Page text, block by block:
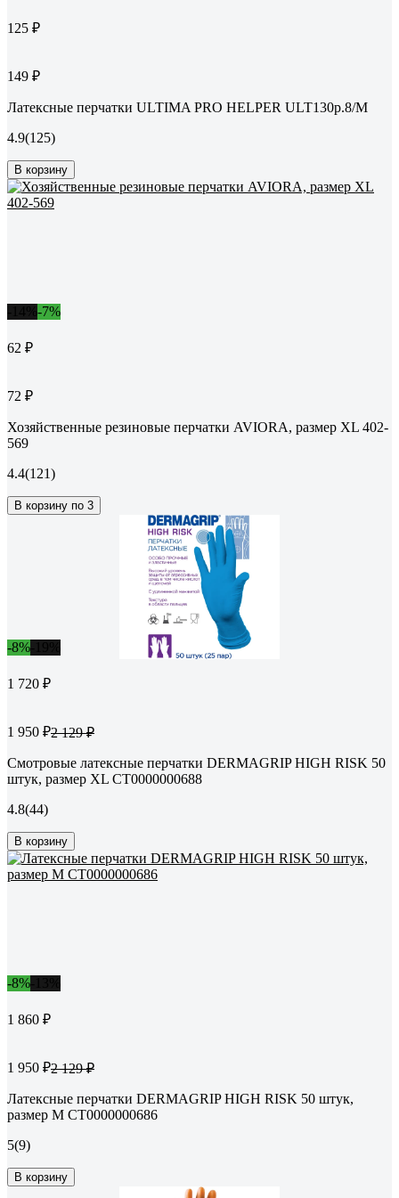
125 ₽
149 ₽
Латексные перчатки ULTIMA PRO HELPER ULT130р.8/M
4.9(125)
В корзину
-7%
62 ₽
72 ₽
Хозяйственные резиновые перчатки AVIORA, размер XL 402-
569
4.4(121)
В корзину по 3
-8%
1 720 ₽
1 950 ₽2 129 ₽
Смотровые латексные перчатки DERMAGRIP HIGH RISK 50
штук, размер XL CT0000000688
4.8(44)
В корзину
-8%
1 860 ₽
1 950 ₽2 129 ₽
Латексные перчатки DERMAGRIP HIGH RISK 50 штук,
размер M CT0000000686
5(9)
В корзину